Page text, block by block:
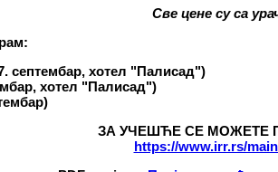
Све цене су са
септембар, хотел "Палисад")
хотел "Палисад")
ЗА УЧЕШЋЕ СЕ МОЖЕТЕ
https://www.irr.rs/